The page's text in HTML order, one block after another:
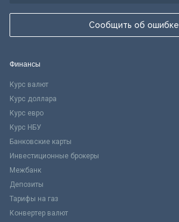
Сообщить об ошибке
Финансы
Курс валют
Курс доллара
Курс евро
Курс НБУ
Банковские карты
Инвестиционные брокеры
Межбанк
Депозиты
Тарифы на газ
Конвертер валют